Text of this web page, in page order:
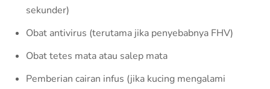
sekunder)
Obat antivirus (terutama jika penyebabnya FHV)
Obat tetes mata atau salep mata
Pemberian cairan infus (jika kucing mengalami